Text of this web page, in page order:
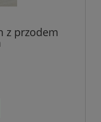
z przodem